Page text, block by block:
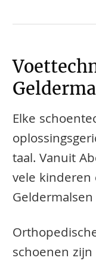
Elke
taal. Vanuit
vele kinderen
schoenen